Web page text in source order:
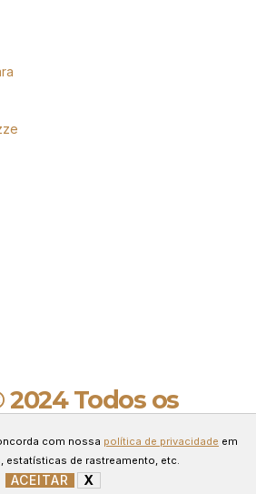
Todos os
por Connect Web
com nossa política de privacidade em
estatísticas de rastreamento, etc.
ACEITAR X